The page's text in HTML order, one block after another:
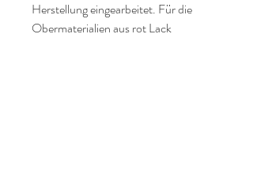
Herstellung eingearbeitet. Für die
Obermaterialien aus rot Lack